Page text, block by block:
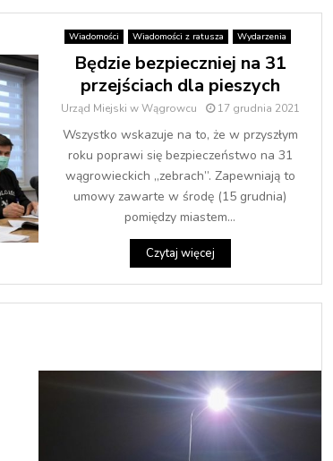
Wiadomości Wiadomości z ratusza Wydarzenia
Będzie bezpieczniej na 31
przejściach dla pieszych
Urząd Miejski w Wągrowcu 17 grudnia 2021
Wszystko wskazuje na to, że w przyszłym
roku poprawi się bezpieczeństwo na 31
wągrowieckich „zebrach”. Zapewniają to
umowy zawarte w środę (15 grudnia)
pomiędzy miastem...
Czytaj więcej